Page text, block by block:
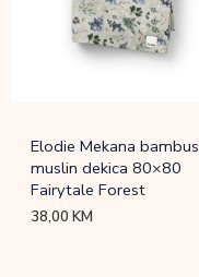
Elodie Mekana bambus
muslin dekica 80×80
Fairytale Forest
38,00KM